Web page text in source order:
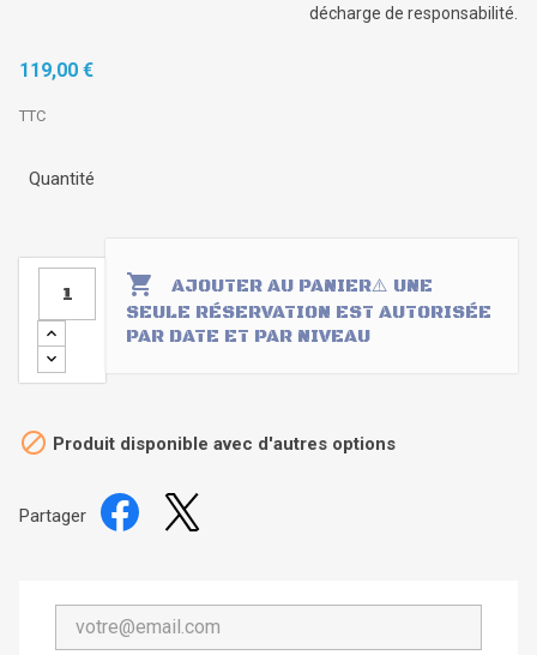
décharge de responsabilité.
119,00 €
TTC
Quantité
 AJOUTER AU PANIER⚠️ UNE
SEULE RÉSERVATION EST AUTORISÉE
PAR DATE ET PAR NIVEAU
 Produit disponible avec d'autres options
Partager